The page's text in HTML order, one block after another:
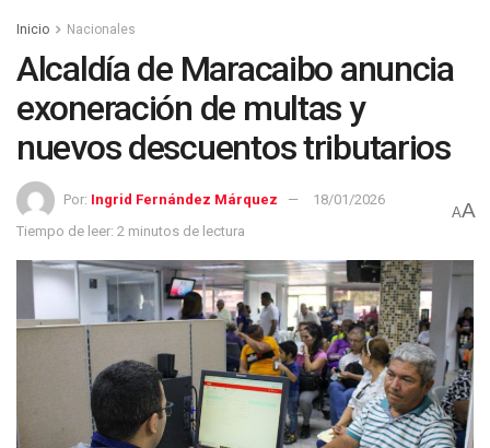
Inicio Nacionales
Alcaldía de Maracaibo anuncia
exoneración de multas y
nuevos descuentos tributarios
Por: Ingrid Fernández Márquez
18/01/2026
Tiempo de leer: 2 minutos de lectura
AA